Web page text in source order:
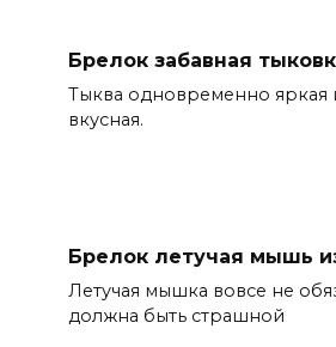
Брелок забавная
Тыква одновременно яркая
вкусная.
Брелок летучая мышь
Летучая мышка вовсе не
должна быть страшной